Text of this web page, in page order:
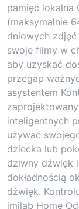
pamięć lokalna
(maksymalnie
dniowych
swoje filmy w
aby uzyskać
przegap
asystentem
inteligentnych
używać
dziecka lub
dziwny dźwięk
dokładnością
dźwięk.
imilab Home